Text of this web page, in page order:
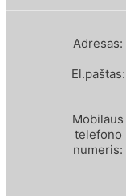
Adresas:
El.paštas:
Mobilaus
telefono
numeris: